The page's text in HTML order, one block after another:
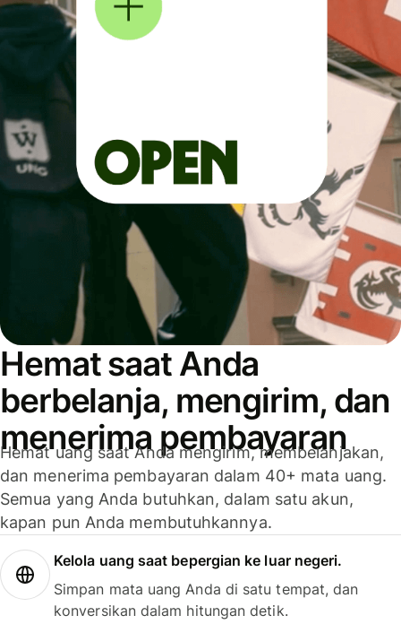
Hemat saat Anda
berbelanja, mengirim, dan
menerima pembayaran
Hemat uang saat Anda mengirim, membelanjakan,
dan menerima pembayaran dalam 40+ mata uang.
Semua yang Anda butuhkan, dalam satu akun,
kapan pun Anda membutuhkannya.
Kelola uang saat bepergian ke luar negeri.
Simpan mata uang Anda di satu tempat, dan
konversikan dalam hitungan detik.